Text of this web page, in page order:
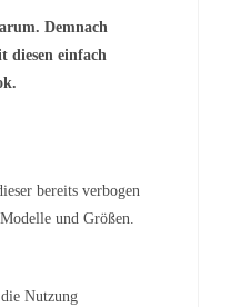
Demnach
diesen einfach
bereits verbogen
und Größen.
Nutzung